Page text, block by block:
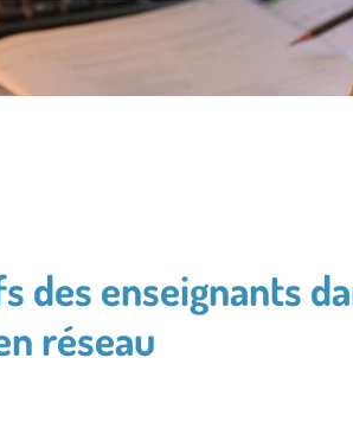
des enseignants
réseau